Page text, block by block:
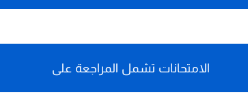
الامتحانات تشمل المراجعة على